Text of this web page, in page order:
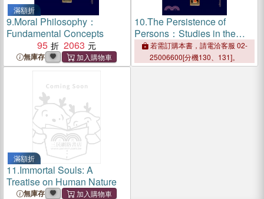
滿額折
9.Moral Philosophy：
Fundamental Concepts
95
2063
無庫存
10.The Persistence of
Persons：Studies in the
Metaphysics of Personal
Identity Over Time
若需訂購本書，請電洽客服 02-
25006600[分機130、131]。
滿額折
11.Immortal Souls: A
Treatise on Human Nature
無庫存